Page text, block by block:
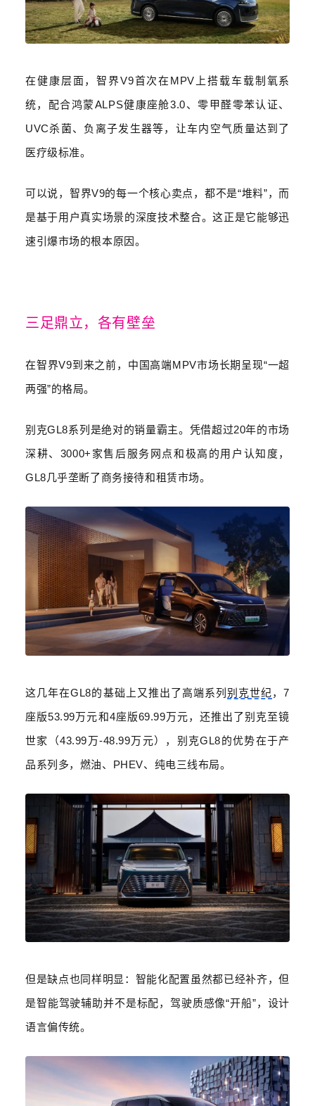
在健康层面，智界V9首次在 MPV上搭载车载制氧系
统，配合鸿蒙ALPS健康座舱3.0、零甲醛零苯认证、
UVC杀菌、负离子发生器等，让车内空气质量达到了
医疗级标准。
可以说，智界V9的每一个核心卖点，都不是“堆料”，而
是基于用户真实场景的深度技术整合。这正是它能够迅
速引爆市场的根本原因。
三足鼎立，各有壁垒
在智界V9到来之前，中国高端MPV市场长期呈现“一超
两强”的格局。
别克GL8系列是绝对的销量霸主。凭借超过20年的市场
深耕、 3000+ 家售后服务网点和极高的用户认知度，
GL8几乎垄断了商务接待和租赁市场。
这几年在GL8的基础上又推出了高端系列别克世纪，7
座版53.99万元和4座版69.99万元，还推出了别克至镜
世家（43.99万-48.99万元），别克GL8的优势在于产
品系列多，燃油、 PHEV、纯电三线布局。
但是缺点也同样明显：智能化配置虽然都已经补齐，但
是智能驾驶辅助并不是标配，驾驶质感像“开船”，设计
语言偏传统。